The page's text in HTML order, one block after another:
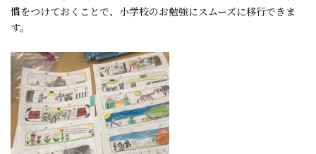
慣をつけておくことで、小学校のお勉強にスムーズに移行できま
す。